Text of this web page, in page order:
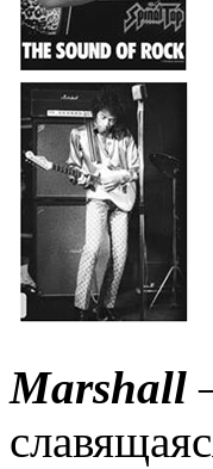
Marshall